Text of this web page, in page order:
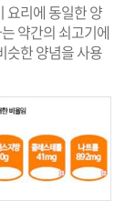
요리에 동일한 양
약간의 쇠고기에
슷한 양념을 사용